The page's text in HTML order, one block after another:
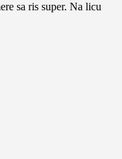
sa ris super. Na licu